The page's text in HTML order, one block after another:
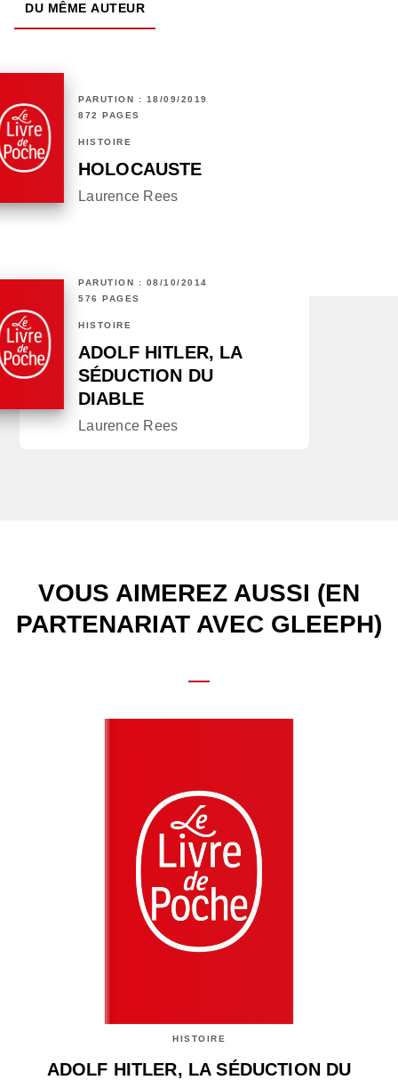
DU MÊME AUTEUR
PARUTION : 18/09/2019
872 PAGES
HISTOIRE
HOLOCAUSTE
Laurence Rees
PARUTION : 08/10/2014
576 PAGES
HISTOIRE
ADOLF HITLER, LA
SÉDUCTION DU
DIABLE
Laurence Rees
VOUS AIMEREZ AUSSI (EN
PARTENARIAT AVEC GLEEPH)
HISTOIRE
ADOLF HITLER, LA SÉDUCTION DU